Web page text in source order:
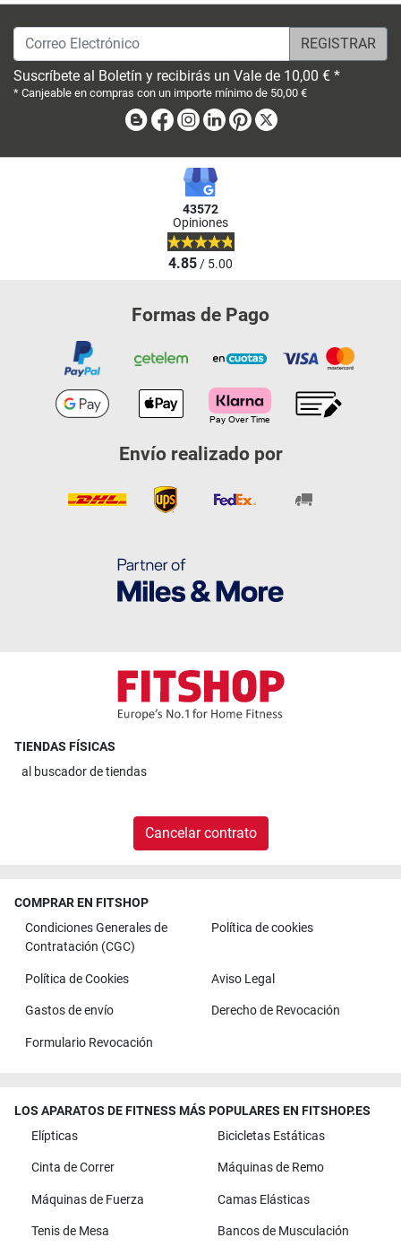
Correo Electrónico
Suscríbete al Boletín y recibirás un Vale de 10,00 € *
* Canjeable en compras con un importe mínimo de 50,00 €
BlogFacebook
Instagram
LinkedinPinterest
43572
Opiniones
4.85/ 5.00
Formas de Pago
Envío realizado por
TIENDAS FÍSICAS
al buscador de tiendas
Cancelar contrato
COMPRAR EN FITSHOP
Condiciones Generales de
Contratación (CGC)
Política de cookies
Política de Cookies Aviso Legal
Gastos de envío Derecho de Revocación
Formulario Revocación
LOS APARATOS DE FITNESS MÁS POPULARES EN FITSHOP.ES
Elípticas
Bicicletas Estáticas
Cinta de Correr Máquinas de Remo
Máquinas de Fuerza Camas Elásticas
Tenis de Mesa Bancos de Musculación